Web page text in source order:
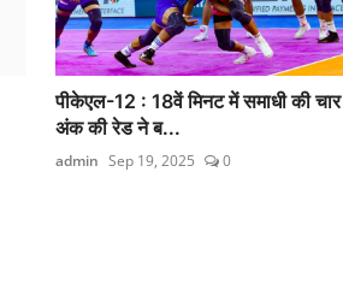
पीकेएल-12 : 18वें मिनट में समाधी की चार
अंक की रेड ने ब...
admin Sep 19, 2025 0